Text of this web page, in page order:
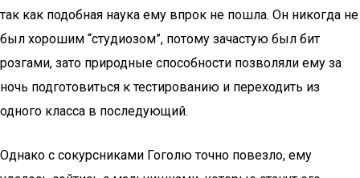
так как подобная наука ему впрок не пошла. Он никогда не
был хорошим “студиозом”, потому зачастую был бит
розгами, зато природные способности позволяли ему за
ночь подготовиться к тестированию и переходить из
одного класса в последующий.
Однако с сокурсниками Гоголю точно повезло, ему